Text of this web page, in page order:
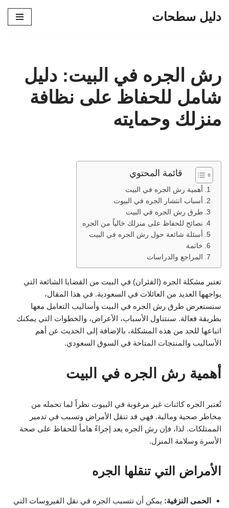
دليل سطحات
رش الجره في البيت: دليل
شامل للحفاظ على نظافة
منزلك وحمايته
قائمة المحتوي
أهمية رش الجره في البيت
أسباب انتشار الجره في البيوت
طرق رش الجره في البيت
نصائح للحفاظ على منزلك خالياً من الجره
أسئلة شائعة حول رش الجره في البيت
خاتمة
المراجع والدراسات
تعتبر مشكلة الجره (الفئران) في البيت من القضايا الشائعة التي
يواجهها العديد من العائلات في السعودية. في هذا المقال،
سنستعرض طرق رش الجره في البيت وأساليب التعامل معها
بطريقة فعالة. سنتناول الأسباب، الأعراض، والخطوات التي يمكنك
اتباعها للحد من هذه المشكلة، بالإضافة إلى الحديث عن أهم
الأساليب والمنتجات المتاحة في السوق السعودي.
أهمية رش الجره في البيت
تُعتبر الجره كائنات غير مرغوبة في البيوت نظراً لما تحمله من
مخاطر صحية ومالية. فهي قد تنقل الأمراض وتسبب في تدمير
الممتلكات. لذا، فإن رش الجره يعد إجراءً هاماً للحفاظ على صحة
الأسرة وسلامة المنزل.
الأمراض التي تنقلها الجره
الحمى النزفية: يمكن أن تتسبب الجره في نقل الفيروسات التي